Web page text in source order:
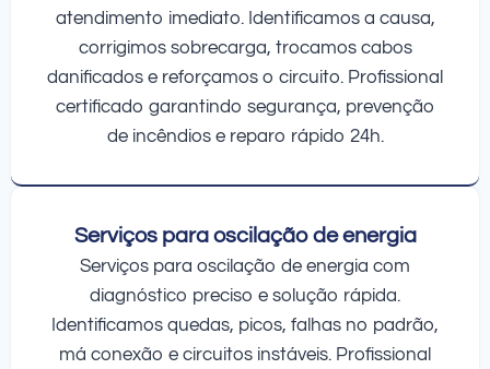
atendimento imediato. Identificamos a causa,
corrigimos sobrecarga, trocamos cabos
danificados e reforçamos o circuito. Profissional
certificado garantindo segurança, prevenção
de incêndios e reparo rápido 24h.
Serviços para oscilação de energia
Serviços para oscilação de energia com
diagnóstico preciso e solução rápida.
Identificamos quedas, picos, falhas no padrão,
má conexão e circuitos instáveis. Profissional